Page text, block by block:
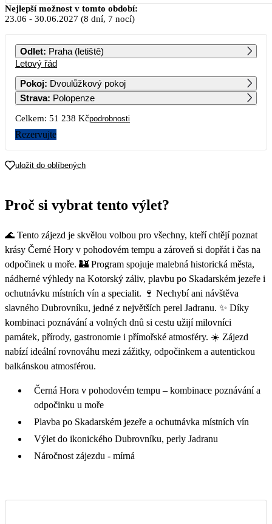
Červen 2027
PO ÚT ST ČT PÁ SO NE
7
21
Nejlepší možnost v tomto období:
23.06 - 30.06.2027 (8 dní, 7 nocí)
Odlet: Praha (letiště)
Letový řád
Pokoj: Dvoulůžkový pokoj
Strava: Polopenze
Celkem: 51 238 Kčpodrobnosti
Rezervujte
uložit do oblíbených
Proč si vybrat tento výlet?
🌊 Tento zájezd je skvělou volbou pro všechny, kteří chtějí poznat
krásy Černé Hory v pohodovém tempu a zároveň si dopřát i čas na
odpočinek u moře. 🏰 Program spojuje malebná historická města,
nádherné výhledy na Kotorský záliv, plavbu po Skadarském jezeře i
ochutnávku místních vín a specialit. 🍷 Nechybí ani návštěva
slavného Dubrovníku, jedné z největších perel Jadranu. ✨ Díky
kombinaci poznávání a volných dnů si cestu užijí milovníci
památek, přírody, gastronomie i přímořské atmosféry. ☀️ Zájezd
nabízí ideální rovnováhu mezi zážitky, odpočinkem a autentickou
balkánskou atmosférou.
Černá Hora v pohodovém tempu – kombinace poznávání a
odpočinku u moře
Plavba po Skadarském jezeře a ochutnávka místních vín
Výlet do ikonického Dubrovníku, perly Jadranu
Náročnost zájezdu - mírná